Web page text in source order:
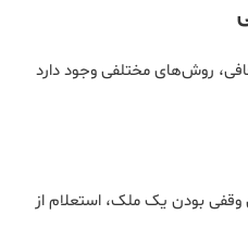
روش‌های مختلفی وجود دارد
بودن یک ملک، استعلام از